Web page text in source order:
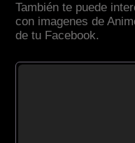
También te puede
con imagenes de
de tu Facebook.